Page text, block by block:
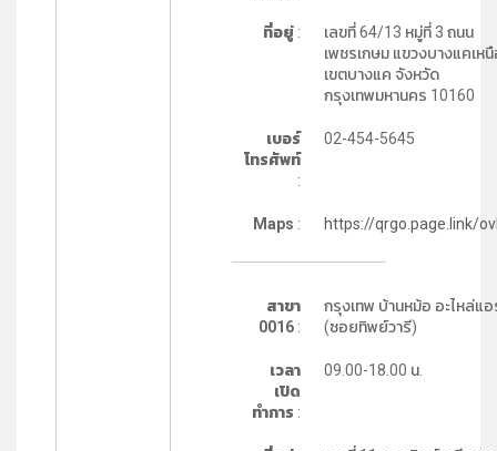
ที่อยู่:
เลขที่ 64/13 หมู่ที่ 3 ถนน
เพชรเกษม แขวงบางแคเห
เขตบางแค จังหวัด
กรุงเทพมหานคร 10160
เบอร์
โทรศัพท์
:
02-454-5645
Maps : https://qrgo.page.link/
สาขา
0016:
กรุงเทพ บ้านหม้อ อะไหล่แอ
(ซอยทิพย์วารี)
เวลา
เปิด
ทำการ :
09.00-18.00 น.